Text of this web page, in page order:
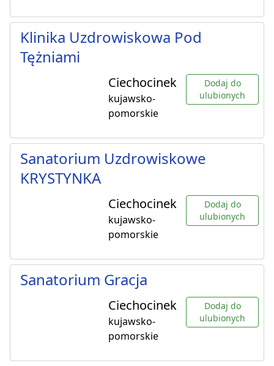
Klinika Uzdrowiskowa Pod
Tężniami
Ciechocinek
kujawsko-
pomorskie
Dodaj do
ulubionych
Sanatorium Uzdrowiskowe
KRYSTYNKA
Ciechocinek
kujawsko-
pomorskie
Dodaj do
ulubionych
Sanatorium Gracja
Ciechocinek
kujawsko-
pomorskie
Dodaj do
ulubionych